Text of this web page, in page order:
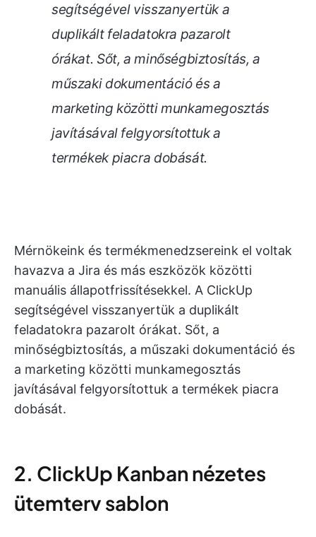
segítségével visszanyertük a
duplikált feladatokra pazarolt
órákat. Sőt, a minőségbiztosítás, a
műszaki dokumentáció és a
marketing közötti munkamegosztás
javításával felgyorsítottuk a
termékek piacra dobását.
Mérnökeink és termékmenedzsereink el voltak
havazva a Jira és más eszközök közötti
manuális állapotfrissítésekkel. A ClickUp
segítségével visszanyertük a duplikált
feladatokra pazarolt órákat. Sőt, a
minőségbiztosítás, a műszaki dokumentáció és
a marketing közötti munkamegosztás
javításával felgyorsítottuk a termékek piacra
dobását.
2. ClickUp Kanban nézetes
ütemterv sablon